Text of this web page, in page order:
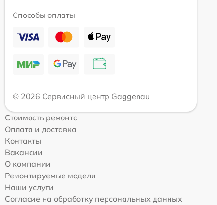
Способы оплаты
© 2026 Сервисный центр Gaggenau
Стоимость ремонта
Оплата и доставка
Контакты
Вакансии
О компании
Ремонтируемые модели
Наши услуги
Согласие на обработку персональных данных